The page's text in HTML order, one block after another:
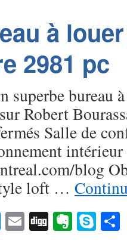
à
2981 pc
superbe bureau
Robert
Salle de
blog
loft …
LinkedIn
EmailDigg